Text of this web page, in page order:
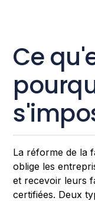
Ce
La réforme de la
oblige les
et recevoir leurs
certifiées. Deux